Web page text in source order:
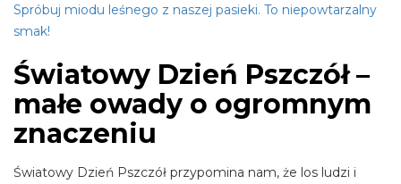
Spróbuj miodu leśnego z naszej pasieki. To niepowtarzalny
smak!
Światowy Dzień Pszczół –
małe owady o ogromnym
znaczeniu
Światowy Dzień Pszczół przypomina nam, że los ludzi i